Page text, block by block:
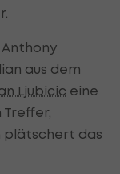
aus dem
Ljubicic eine
plätschert das